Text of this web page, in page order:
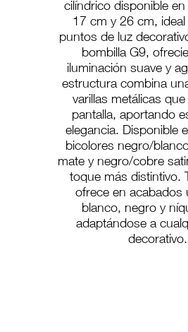
cilíndrico disponible
17 cm y 26 cm, ideal
puntos de luz
bombilla G9,
iluminación suave y
estructura combina
varillas metálicas
pantalla, aportando
elegancia. Disponible
bicolores negro/
mate y negro/cobre
toque más distintivo.
ofrece en acabados
blanco, negro y
adaptándose a
decorativo.